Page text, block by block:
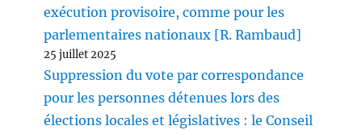
exécution provisoire, comme pour les
parlementaires nationaux [R. Rambaud]
25 juillet 2025
Suppression du vote par correspondance
pour les personnes détenues lors des
élections locales et législatives : le Conseil